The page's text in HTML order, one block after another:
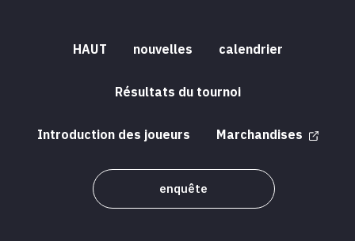
HAUT nouvelles calendrier
Résultats du tournoi
Introduction des joueurs Marchandises
enquête